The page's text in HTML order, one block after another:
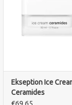
beschermd te
TOEVOEGEN AAN
Ekseption Ice
Ceramides